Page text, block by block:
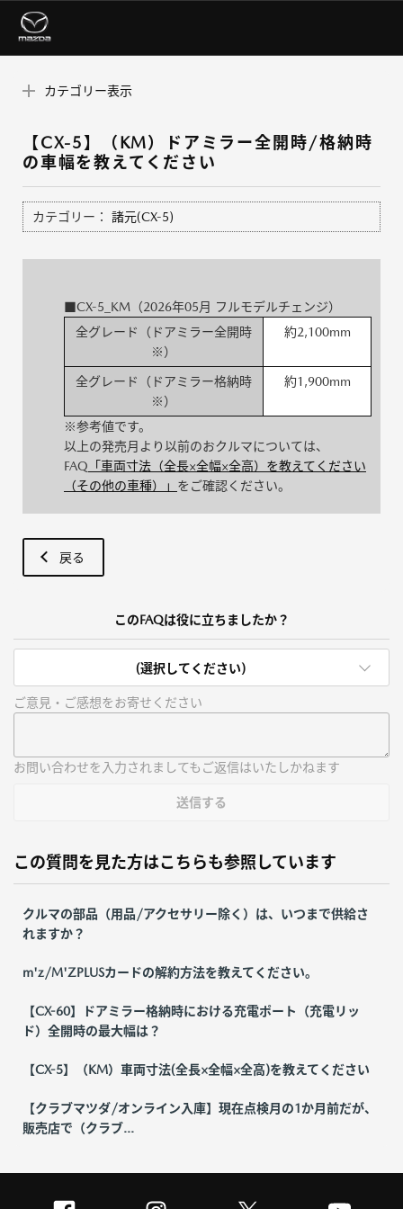
カテゴリー表示
【CX-5】（KM）ドアミラー全開時/格納時
の車幅を教えてください
カテゴリー： 諸元(CX-5)
■CX-5_KM（2026年05月 フルモデルチェンジ）
全グレード（ドアミラー全開時
※）
約2,100mm
全グレード（ドアミラー格納時
※）
約1,900mm
※参考値です。
以上の発売月より以前のおクルマについては、
FAQ 「車両寸法（全長×全幅×全高）を教えてください
（その他の車種）」 をご確認ください。
戻る
このFAQは役に立ちましたか？
(選択してください)
ご意見・ご感想をお寄せください
お問い合わせを入力されましてもご返信はいたしかねます
送信する
この質問を見た方はこちらも参照しています
クルマの部品（用品/アクセサリー除く）は、いつまで供給さ
れますか？
m'z/M'ZPLUSカードの解約方法を教えてください。
【CX-60】ドアミラー格納時における充電ポート（充電リッ
ド）全開時の最大幅は？
【CX-5】（KM）車両寸法(全長×全幅×全高)を教えてください
【クラブマツダ/オンライン入庫】現在点検月の1か月前だが、
販売店で（クラブ...